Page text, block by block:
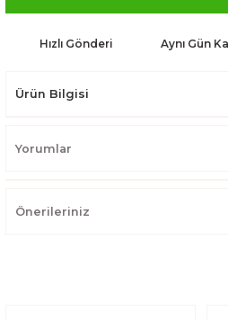
Hızlı Gönderi Aynı Gün
Ürün Bilgisi
Yorumlar
Önerileriniz